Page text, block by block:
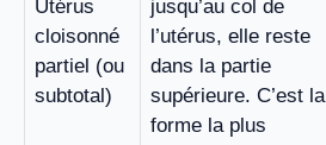
Utérus
cloisonné
partiel (ou
subtotal)
jusqu’au col de
l’utérus, elle reste
dans la partie
supérieure. C’est la
forme la plus